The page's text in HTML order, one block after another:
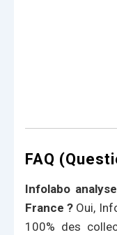
FAQ
Infolabo
France ? Oui,
100% des